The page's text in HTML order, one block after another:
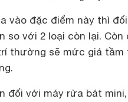
vào đặc điểm này thì
so với 2 loại còn lại.
thường sẽ mức giá tầm
đối với máy rửa bát